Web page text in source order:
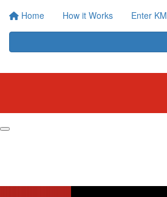
Home How it Works Enter KM